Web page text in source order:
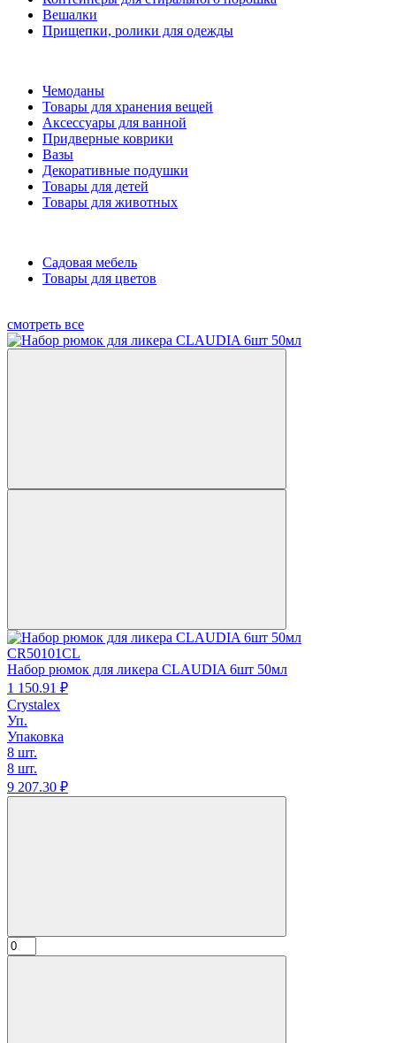
Вешалки
Прищепки, ролики для одежды
Чемоданы
Товары для хранения вещей
Аксессуары для ванной
Придверные коврики
Вазы
Декоративные подушки
Товары для детей
Товары для животных
Садовая мебель
Товары для цветов
смотреть все
CR50101CL
Набор рюмок для ликера CLAUDIA 6шт 50мл
1 150.91 ₽
Crystalex
Уп.
Упаковка
8 шт.
8 шт.
9 207.30 ₽